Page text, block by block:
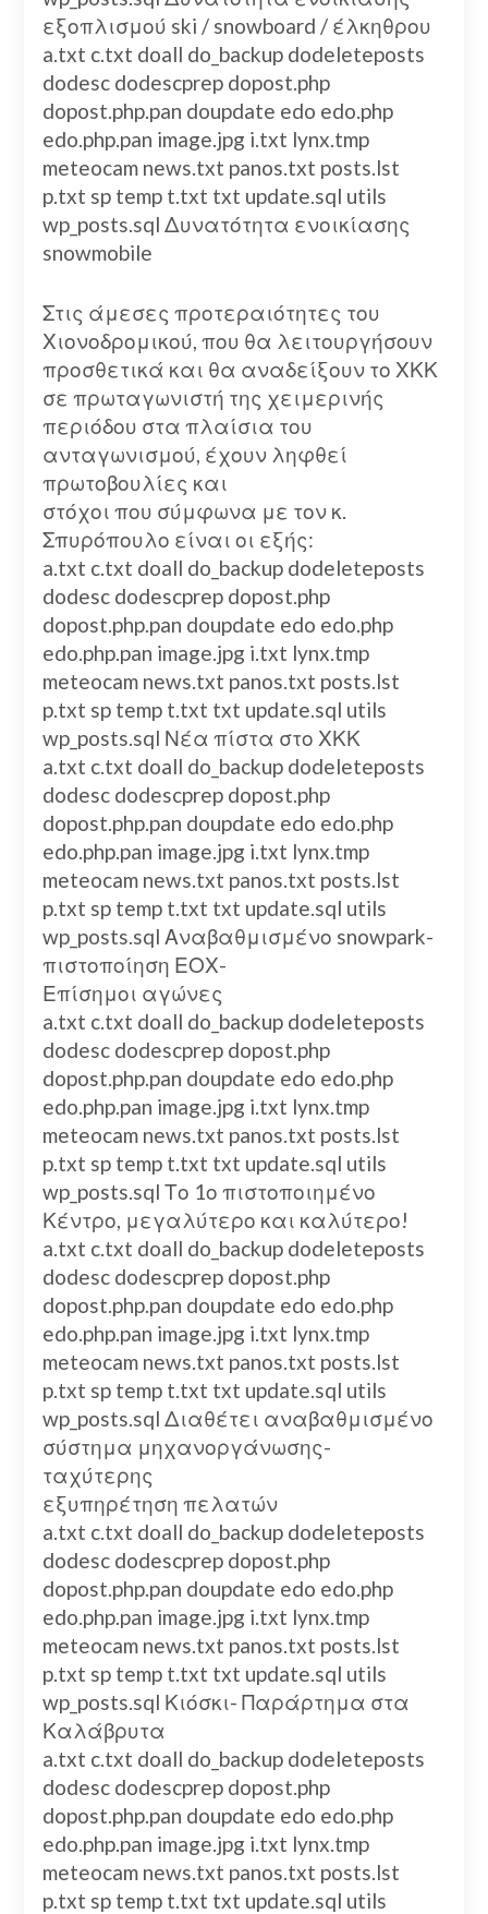
εξοπλισμού ski / snowboard / έλκηθρου
a.txt c.txt doall do_backup dodeleteposts
dodesc dodescprep dopost.php
dopost.php.pan doupdate edo edo.php
edo.php.pan image.jpg i.txt lynx.tmp
meteocam news.txt panos.txt posts.lst
p.txt sp temp t.txt txt update.sql utils
wp_posts.sql Δυνατότητα ενοικίασης
snowmobile
Στις άμεσες προτεραιότητες του
Χιονοδρομικού, που θα λειτουργήσουν
προσθετικά και θα αναδείξουν το ΧΚΚ
σε πρωταγωνιστή της χειμερινής
περιόδου στα πλαίσια του
ανταγωνισμού, έχουν ληφθεί
πρωτοβουλίες και
στόχοι που σύμφωνα με τον κ.
Σπυρόπουλο είναι οι εξής:
a.txt c.txt doall do_backup dodeleteposts
dodesc dodescprep dopost.php
dopost.php.pan doupdate edo edo.php
edo.php.pan image.jpg i.txt lynx.tmp
meteocam news.txt panos.txt posts.lst
p.txt sp temp t.txt txt update.sql utils
wp_posts.sql Νέα πίστα στο ΧΚΚ
a.txt c.txt doall do_backup dodeleteposts
dodesc dodescprep dopost.php
dopost.php.pan doupdate edo edo.php
edo.php.pan image.jpg i.txt lynx.tmp
meteocam news.txt panos.txt posts.lst
p.txt sp temp t.txt txt update.sql utils
wp_posts.sql Αναβαθμισμένο snowpark-
πιστοποίηση ΕΟΧ-
Επίσημοι αγώνες
a.txt c.txt doall do_backup dodeleteposts
dodesc dodescprep dopost.php
dopost.php.pan doupdate edo edo.php
edo.php.pan image.jpg i.txt lynx.tmp
meteocam news.txt panos.txt posts.lst
p.txt sp temp t.txt txt update.sql utils
wp_posts.sql Το 1ο πιστοποιημένο
Κέντρο, μεγαλύτερο και καλύτερο!
a.txt c.txt doall do_backup dodeleteposts
dodesc dodescprep dopost.php
dopost.php.pan doupdate edo edo.php
edo.php.pan image.jpg i.txt lynx.tmp
meteocam news.txt panos.txt posts.lst
p.txt sp temp t.txt txt update.sql utils
wp_posts.sql Διαθέτει αναβαθμισμένο
σύστημα μηχανοργάνωσης-
ταχύτερης
εξυπηρέτηση πελατών
a.txt c.txt doall do_backup dodeleteposts
dodesc dodescprep dopost.php
dopost.php.pan doupdate edo edo.php
edo.php.pan image.jpg i.txt lynx.tmp
meteocam news.txt panos.txt posts.lst
p.txt sp temp t.txt txt update.sql utils
wp_posts.sql Κιόσκι- Παράρτημα στα
Καλάβρυτα
a.txt c.txt doall do_backup dodeleteposts
dodesc dodescprep dopost.php
dopost.php.pan doupdate edo edo.php
edo.php.pan image.jpg i.txt lynx.tmp
meteocam news.txt panos.txt posts.lst
p.txt sp temp t.txt txt update.sql utils